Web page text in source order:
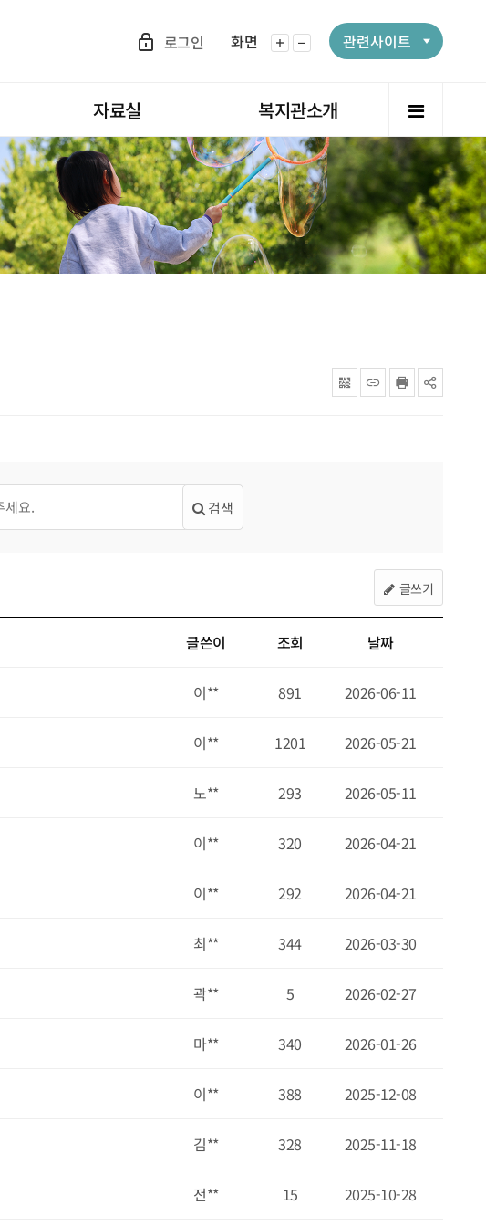
로그인
화면
화면확대
화면축소
관련사이트
자료실 복지관소개 전체메
QRcode주소복사
프린터
검색
글쓰기
글쓴이 조회 날짜
이** 891 2026-06-11
이** 1201 2026-05-21
노** 293 2026-05-11
이** 320 2026-04-21
이** 292 2026-04-21
최** 344 2026-03-30
곽** 5 2026-02-27
마** 340 2026-01-26
이** 388 2025-12-08
김** 328 2025-11-18
전** 15 2025-10-28